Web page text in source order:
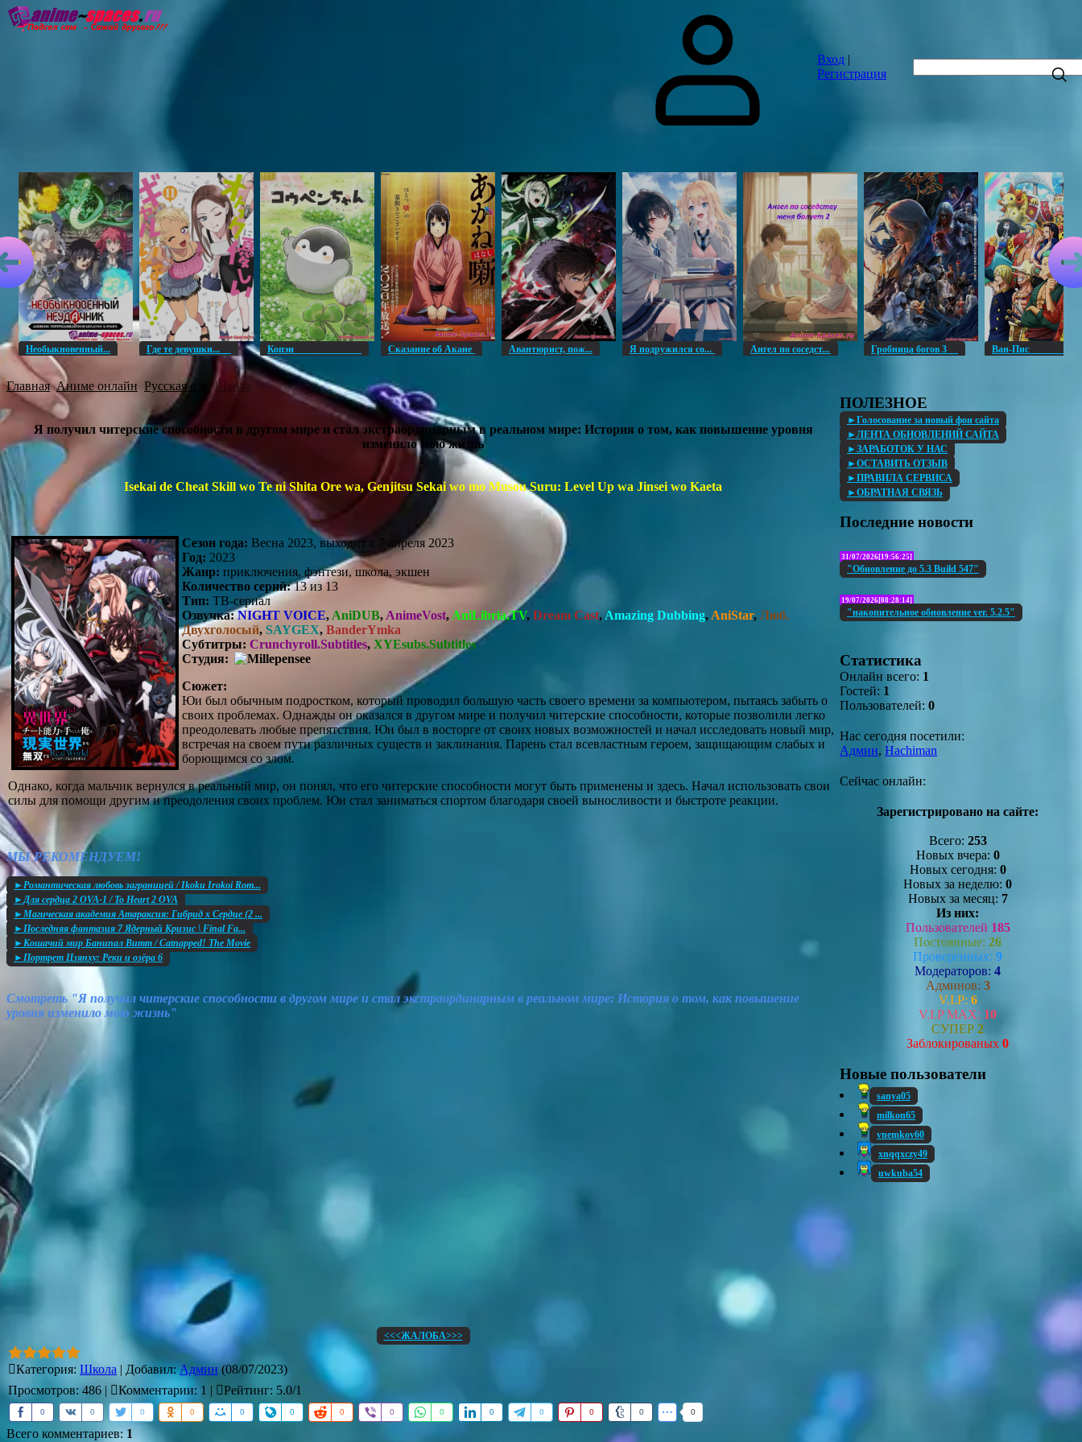
Вход |
Регистрация
Необыкновенный... Где те девушки... Копэн Сказание об Акане Авантюрист, пож... Я подружился со... Ангел по соседст... Гробница богов 3 Ван-
Главная Аниме онлайн Русская озв Школа
Я получил читерские способности в другом мире и стал экстраординарным в реальном мире: История о том, как повышение уровня
изменило мою жизнь
Isekai de Cheat Skill wo Te ni Shita Ore wa, Genjitsu Sekai wo mo Musou Suru: Level Up wa Jinsei wo Kaeta
Сезон года: Весна 2023, выходит с 7 апреля 2023
Год: 2023
Жанр: приключения, фэнтези, школа, экшен
Количество серий:13 из 13
Тип: ТВ-сериал
Озвучка:NIGHT VOICE, AniDUB, AnimeVost, AniLibria.TV, Dream Cast, Amazing Dubbing, AniStar, Люб.
Двухголосый, SAYGEX, BanderYmka
Субтитры: Crunchyroll.Subtitles, XYEsubs.Subtitles
Студия:
Сюжет:
Юи был обычным подростком, который проводил большую часть своего времени за компьютером, пытаясь забыть о
своих проблемах. Однажды он оказался в другом мире и получил читерские способности, которые позволили легко
преодолевать любые препятствия. Юи был в восторге от своих новых возможностей и начал исследовать новый мир,
встречая на своем пути различных существ и заклинания. Парень стал всевластным героем, защищающим слабых и
борющимся со злом.
Однако, когда мальчик вернулся в реальный мир, он понял, что его читерские способности могут быть применены и здесь. Начал использовать свои
силы для помощи другим и преодоления своих проблем. Юи стал заниматься спортом благодаря своей выносливости и быстроте реакции.
МЫ РЕКОМЕНДУЕМ!
►Романтическая любовь заграницей / Ikoku Irokoi Rom...
►Для сердца 2 OVA-1 / To Heart 2 OVA
►Магическая академия Атараксия: Гибрид x Сердце (2 ...
►Последняя фантазия 7 Ядерный Кризис \ Final Fa...
►Кошачий мир Банипал Витт / Catnapped! The Movie
►Портрет Цзянху: Реки и озёра 6
Смотреть "Я получил читерские способности в другом мире и стал экстраординарным в реальном мире: История о том, как повышение
уровня изменило мою жизнь"
<<<ЖАЛОБА>>>
Категория: Школа | Добавил: Админ(08/07/2023)
Просмотров: 486 | Комментарии: 1 | Рейтинг: 5.0/1
0 0 0 0 0 0 0 0 0 0 0 0 0 0
Всего комментариев: 1
ПОЛЕЗНОЕ
►Голосование за новый фон сайта
►ЛЕНТА ОБНОВЛЕНИЙ САЙТА
►ЗАРАБОТОК У НАС
►ОСТАВИТЬ ОТЗЫВ
►ПРАВИЛА СЕРВИСА
►ОБРАТНАЯ СВЯЗЬ
Последние новости
31/07/2026[19:56:25]
"Обновление до 5.3 Build 547"
19/07/2026[08:28:14]
"накопительное обновление ver. 5.2.5"
Статистика
Онлайн всего: 1
Гостей: 1
Пользователей: 0
Нас сегодня посетили:
Админ, Hachiman
Сейчас онлайн:
Зарегистрировано на сайте:
Всего: 253
Новых вчера: 0
Новых сегодня: 0
Новых за неделю: 0
Новых за месяц: 7
Из них:
Пользователей 185
Постоянные: 26
Проверенных: 9
Модераторов: 4
Админов: 3
V.I.P: 6
V.I.P MAX: 10
СУПЕР 2
Заблокированых 0
Новые пользователи
sanya05
milkon65
vnemkov60
xnqqxczy49
uwkuba54